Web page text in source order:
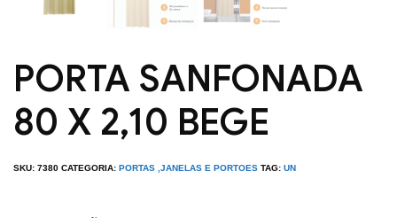
PORTA SANFONADA
80 X 2,10 BEGE
SKU: 7380 CATEGORIA: PORTAS ,JANELAS E PORTOES TAG: UN